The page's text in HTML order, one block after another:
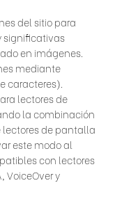
del sitio para
significativas
en imágenes.
mediante
caracteres).
lectores de
la combinación
lectores de pantalla
este modo al
con lectores
VoiceOver y